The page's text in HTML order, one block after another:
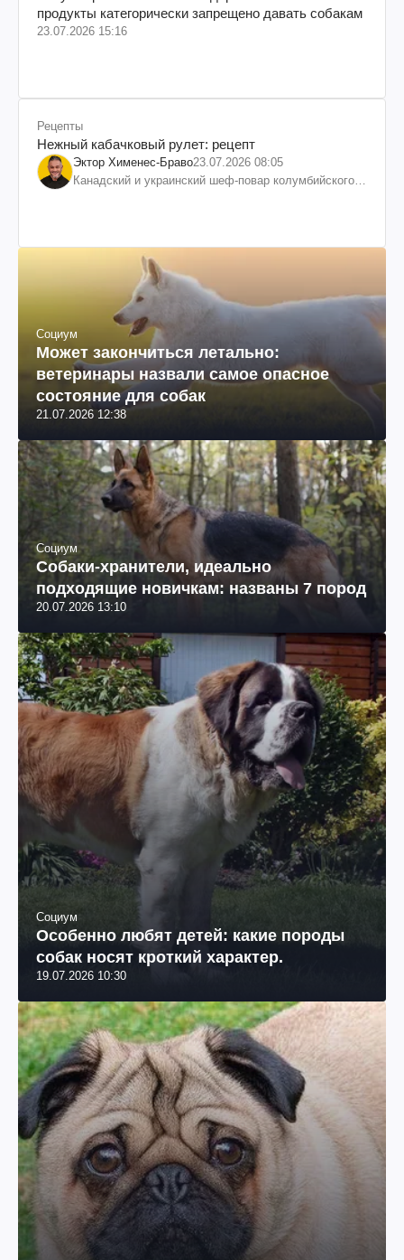
продукты категорически запрещено давать собакам
23.07.2026 15:16
Рецепты
Нежный кабачковый рулет: рецепт
Эктор Хименес-Браво23.07.2026 08:05
Канадский и украинский шеф-повар колумбийского
Социум
Может закончиться летально:
ветеринары назвали самое опасное
состояние для собак
21.07.2026 12:38
Социум
Собаки-хранители, идеально
подходящие новичкам: названы 7 пород
20.07.2026 13:10
Социум
Особенно любят детей: какие породы
собак носят кроткий характер.
19.07.2026 10:30